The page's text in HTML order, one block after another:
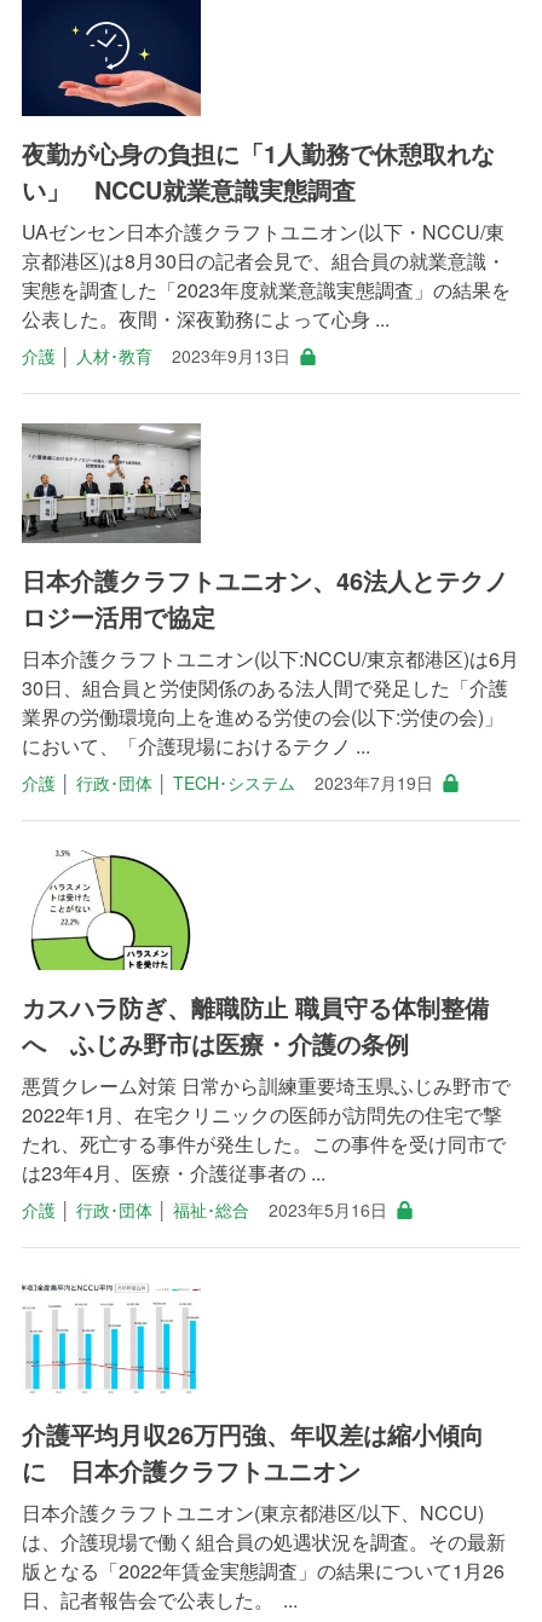
夜勤が心身の負担に「1人勤務で休憩取れな
い」 NCCU就業意識実態調査
UAゼンセン日本介護クラフトユニオン(以下・NCCU/東
京都港区)は8月30日の記者会見で、組合員の就業意識・
実態を調査した「2023年度就業意識実態調査」の結果を
公表した。夜間・深夜勤務によって心身 ...
介護│ 人材･教育 2023年9月13日
日本介護クラフトユニオン、46法人とテクノ
ロジー活用で協定
日本介護クラフトユニオン(以下:NCCU/東京都港区)は6月
30日、組合員と労使関係のある法人間で発足した「介護
業界の労働環境向上を進める労使の会(以下:労使の会)」
において、「介護現場におけるテクノ ...
介護│ 行政･団体│ TECH･システム 2023年7月19日
カスハラ防ぎ、離職防止 職員守る体制整備
へ ふじみ野市は医療・介護の条例
悪質クレーム対策 日常から訓練重要埼玉県ふじみ野市で
2022年1月、在宅クリニックの医師が訪問先の住宅で撃
たれ、死亡する事件が発生した。この事件を受け同市で
は23年4月、医療・介護従事者の ...
介護│ 行政･団体│ 福祉･総合 2023年5月16日
介護平均月収26万円強、年収差は縮小傾向
に 日本介護クラフトユニオン
日本介護クラフトユニオン(東京都港区/以下、NCCU)
は、介護現場で働く組合員の処遇状況を調査。その最新
版となる「2022年賃金実態調査」の結果について1月26
日、記者報告会で公表した。 ...